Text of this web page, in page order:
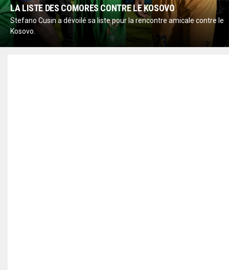
LA LISTE DES COMORES CONTRE LE KOSOVO
Stefano Cusin a dévoilé sa liste pour la rencontre amicale contre le
Kosovo.